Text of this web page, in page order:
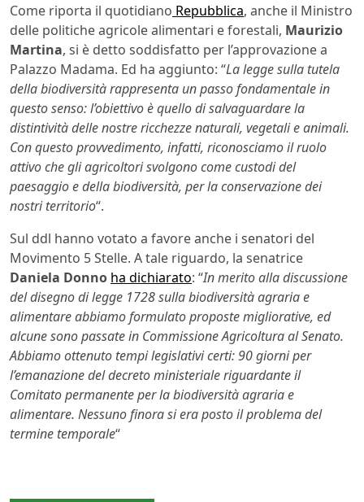
Come riporta il quotidiano Repubblica, anche il Ministro
delle politiche agricole alimentari e forestali, Maurizio
Martina, si è detto soddisfatto per l’approvazione a
Palazzo Madama. Ed ha aggiunto: “La legge sulla tutela
della biodiversità rappresenta un passo fondamentale in
questo senso: l’obiettivo è quello di salvaguardare la
distintività delle nostre ricchezze naturali, vegetali e animali.
Con questo provvedimento, infatti, riconosciamo il ruolo
attivo che gli agricoltori svolgono come custodi del
paesaggio e della biodiversità, per la conservazione dei
nostri territorio“.
Sul ddl hanno votato a favore anche i senatori del
Movimento 5 Stelle. A tale riguardo, la senatrice
Daniela Donno ha dichiarato: “In merito alla discussione
del disegno di legge 1728 sulla biodiversità agraria e
alimentare abbiamo formulato proposte migliorative, ed
alcune sono passate in Commissione Agricoltura al Senato.
Abbiamo ottenuto tempi legislativi certi: 90 giorni per
l’emanazione del decreto ministeriale riguardante il
Comitato permanente per la biodiversità agraria e
alimentare. Nessuno finora si era posto il problema del
termine temporale“